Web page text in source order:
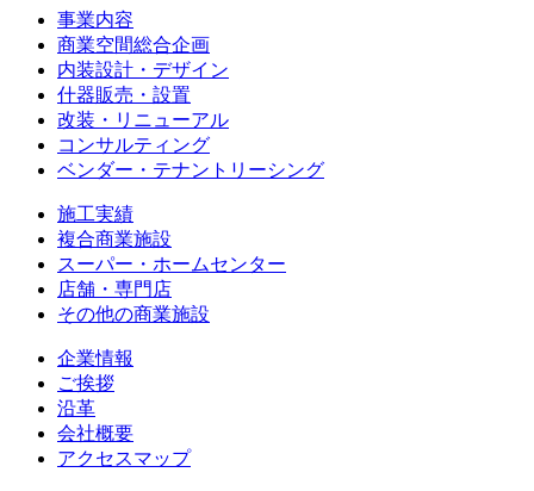
事業内容
商業空間総合企画
内装設計・デザイン
什器販売・設置
改装・リニューアル
コンサルティング
ベンダー・テナントリーシング
施工実績
複合商業施設
スーパー・ホームセンター
店舗・専門店
その他の商業施設
企業情報
ご挨拶
沿革
会社概要
アクセスマップ